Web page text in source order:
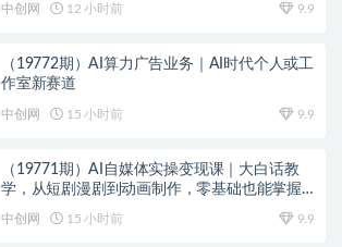
中创网 12 小时前 9.9
（19772期）AI算力广告业务｜AI时代个人或工
作室新赛道
中创网 15 小时前 9.9
（19771期）AI自媒体实操变现课｜大白话教
学，从短剧漫剧到动画制作，零基础也能掌握
中创网 15 小时前 9.9